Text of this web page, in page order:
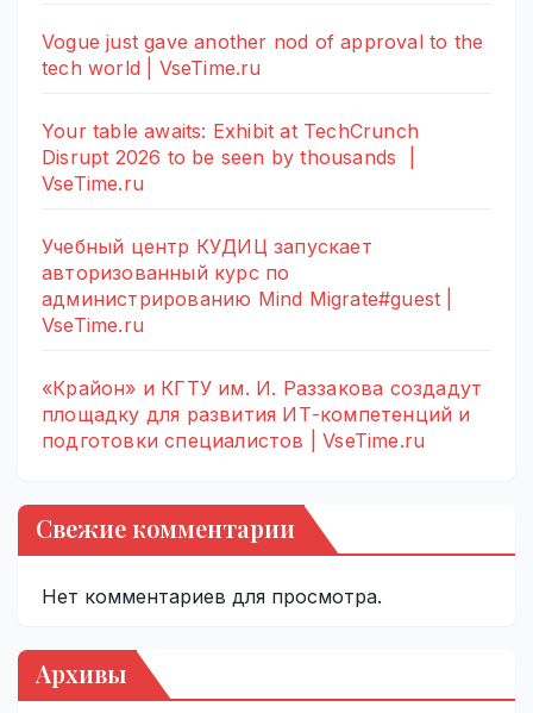
Vogue just gave another nod of approval to the
tech world | VseTime.ru
Your table awaits: Exhibit at TechCrunch
Disrupt 2026 to be seen by thousands |
VseTime.ru
Учебный центр КУДИЦ запускает
авторизованный курс по
администрированию Mind Migrate#guest |
VseTime.ru
«Крайон» и КГТУ им. И. Раззакова создадут
площадку для развития ИТ-компетенций и
подготовки специалистов | VseTime.ru
Свежие комментарии
Нет комментариев для просмотра.
Архивы